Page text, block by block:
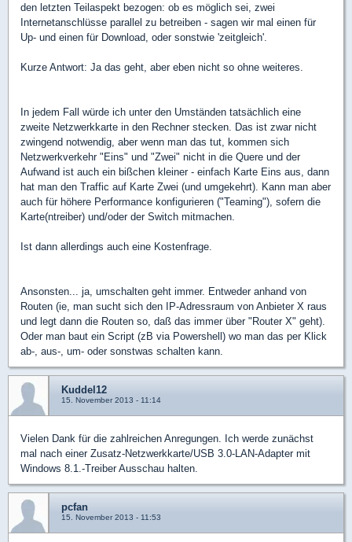
den letzten Teilaspekt bezogen: ob es möglich sei, zwei
Internetanschlüsse parallel zu betreiben - sagen wir mal einen für
Up- und einen für Download, oder sonstwie 'zeitgleich'.
Kurze Antwort: Ja das geht, aber eben nicht so ohne weiteres.
In jedem Fall würde ich unter den Umständen tatsächlich eine
zweite Netzwerkkarte in den Rechner stecken. Das ist zwar nicht
zwingend notwendig, aber wenn man das tut, kommen sich
Netzwerkverkehr "Eins" und "Zwei" nicht in die Quere und der
Aufwand ist auch ein bißchen kleiner - einfach Karte Eins aus, dann
hat man den Traffic auf Karte Zwei (und umgekehrt). Kann man aber
auch für höhere Performance konfigurieren ("Teaming"), sofern die
Karte(ntreiber) und/oder der Switch mitmachen.
Ist dann allerdings auch eine Kostenfrage.
Ansonsten... ja, umschalten geht immer. Entweder anhand von
Routen (ie, man sucht sich den IP-Adressraum von Anbieter X raus
und legt dann die Routen so, daß das immer über "Router X" geht).
Oder man baut ein Script (zB via Powershell) wo man das per Klick
ab-, aus-, um- oder sonstwas schalten kann.
Kuddel12
15. November 2013 - 11:14
Vielen Dank für die zahlreichen Anregungen. Ich werde zunächst
mal nach einer Zusatz-Netzwerkkarte/USB 3.0-LAN-Adapter mit
Windows 8.1.-Treiber Ausschau halten.
pcfan
15. November 2013 - 11:53